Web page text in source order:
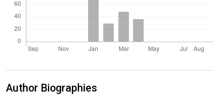
Author Biographies